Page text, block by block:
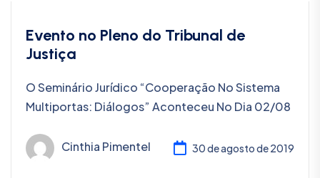
Evento no Pleno do Tribunal de
Justiça
O Seminário Jurídico “Cooperação No Sistema
Multiportas: Diálogos” Aconteceu No Dia 02/08
Cinthia Pimentel 30 de agosto de 2019